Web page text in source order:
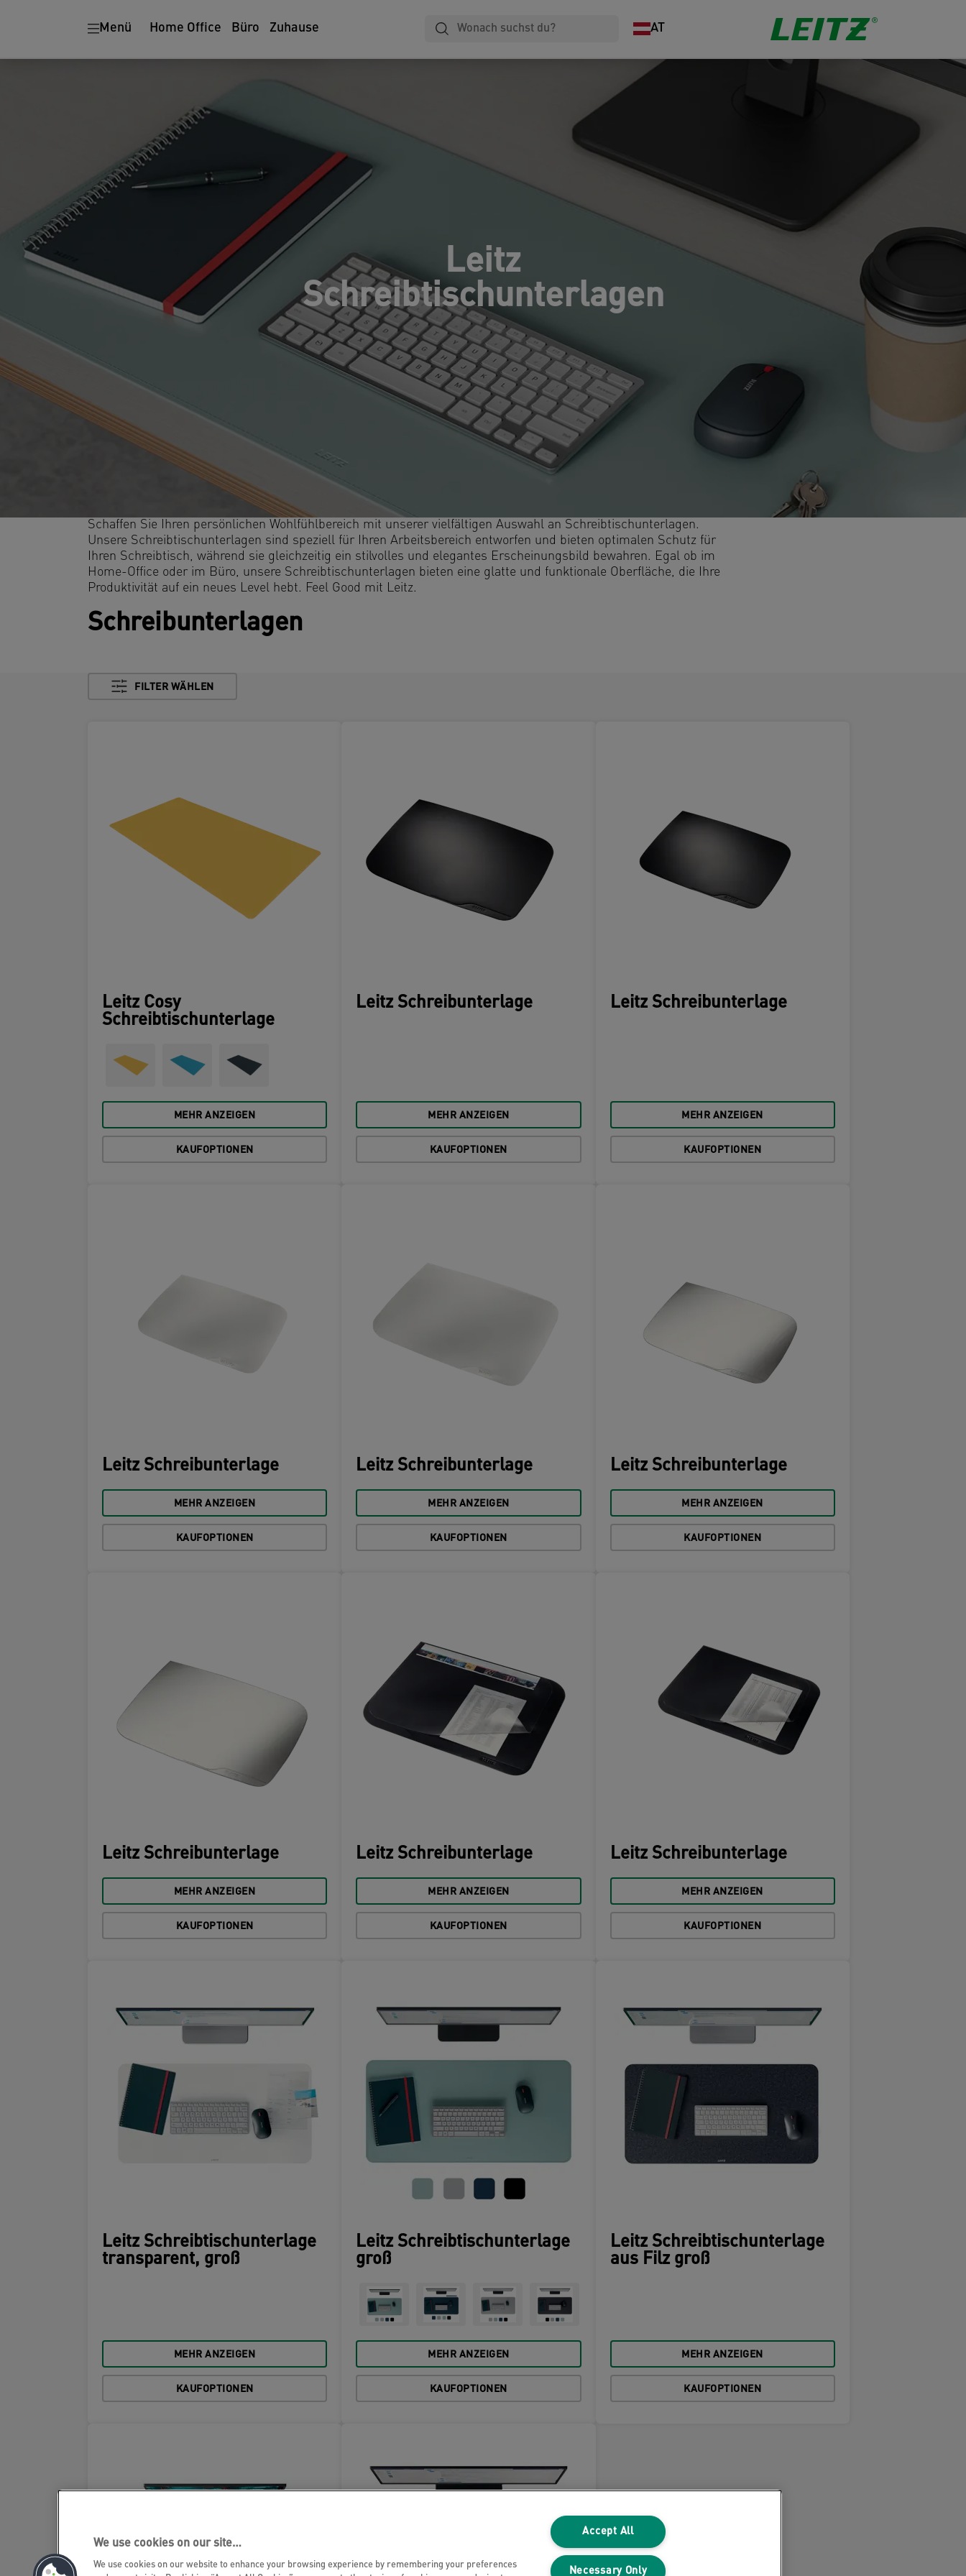
Menü Home Office Büro Zuhause AT
Leitz
Schreibtischunterlagen
Schaffen Sie Ihren persönlichen Wohlfühlbereich mit unserer vielfältigen Auswahl an Schreibtischunterlagen.
Unsere Schreibtischunterlagen sind speziell für Ihren Arbeitsbereich entworfen und bieten optimalen Schutz für
Ihren Schreibtisch, während sie gleichzeitig ein stilvolles und elegantes Erscheinungsbild bewahren. Egal ob im
Home-Office oder im Büro, unsere Schreibtischunterlagen bieten eine glatte und funktionale Oberfläche, die Ihre
Produktivität auf ein neues Level hebt. Feel Good mit Leitz.
Schreibunterlagen
FILTER WÄHLEN
Leitz Cosy
Schreibtischunterlage
MEHR ANZEIGEN
KAUFOPTIONEN
Leitz Schreibunterlage
MEHR ANZEIGEN
KAUFOPTIONEN
Leitz Schreibunterlage
MEHR ANZEIGEN
KAUFOPTIONEN
Leitz Schreibunterlage
MEHR ANZEIGEN
KAUFOPTIONEN
Leitz Schreibunterlage
MEHR ANZEIGEN
KAUFOPTIONEN
Leitz Schreibunterlage
MEHR ANZEIGEN
KAUFOPTIONEN
Leitz Schreibunterlage
MEHR ANZEIGEN
KAUFOPTIONEN
Leitz Schreibunterlage
MEHR ANZEIGEN
KAUFOPTIONEN
Leitz Schreibunterlage
MEHR ANZEIGEN
KAUFOPTIONEN
Leitz Schreibtischunterlage
transparent, groß
MEHR ANZEIGEN
KAUFOPTIONEN
Leitz Schreibtischunterlage
groß
MEHR ANZEIGEN
KAUFOPTIONEN
Leitz Schreibtischunterlage
aus Filz groß
MEHR ANZEIGEN
KAUFOPTIONEN
We use cookies on our site…
We use cookies on our website to enhance your browsing experience by remembering your preferences
Accept All
Necessary Only